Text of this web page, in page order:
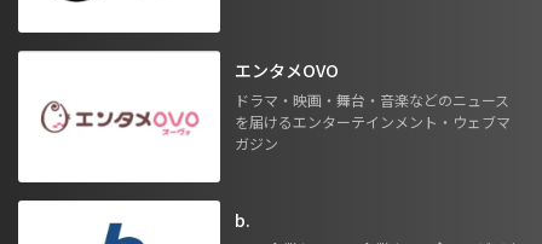
エンタメOVO
ドラマ・映画・舞台・音楽などのニュース
を届けるエンターテインメント・ウェブマ
ガジン
b.